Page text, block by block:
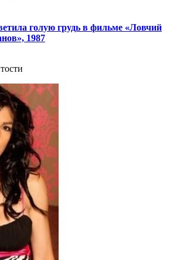
голую грудь в фильме «Ловчий
1987